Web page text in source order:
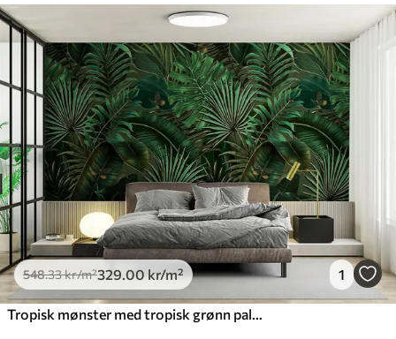
548.33kr/m²329 .00 kr/m² 1